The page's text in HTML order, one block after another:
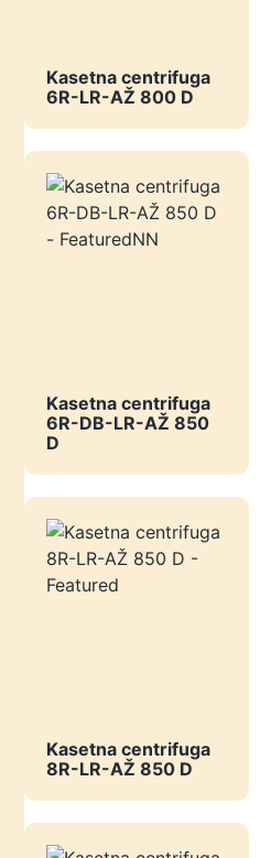
Kasetna centrifuga
6R-LR-AŽ 800 D
Kasetna centrifuga
6R-DB-LR-AŽ 850
D
Kasetna centrifuga
8R-LR-AŽ 850 D